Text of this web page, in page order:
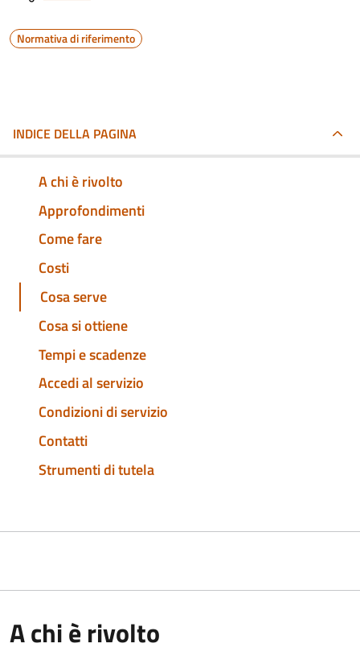
Normativa di riferimento
INDICE DELLA PAGINA
A chi è rivolto
Approfondimenti
Come fare
Costi
Cosa serve
Cosa si ottiene
Tempi e scadenze
Accedi al servizio
Condizioni di servizio
Contatti
Strumenti di tutela
A chi è rivolto